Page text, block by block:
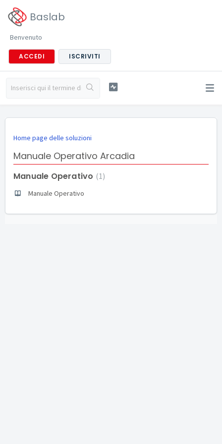
Baslab
Benvenuto
ACCEDI ISCRIVITI
Home page delle soluzioni
Manuale Operativo Arcadia
Manuale Operativo 1
Manuale Operativo